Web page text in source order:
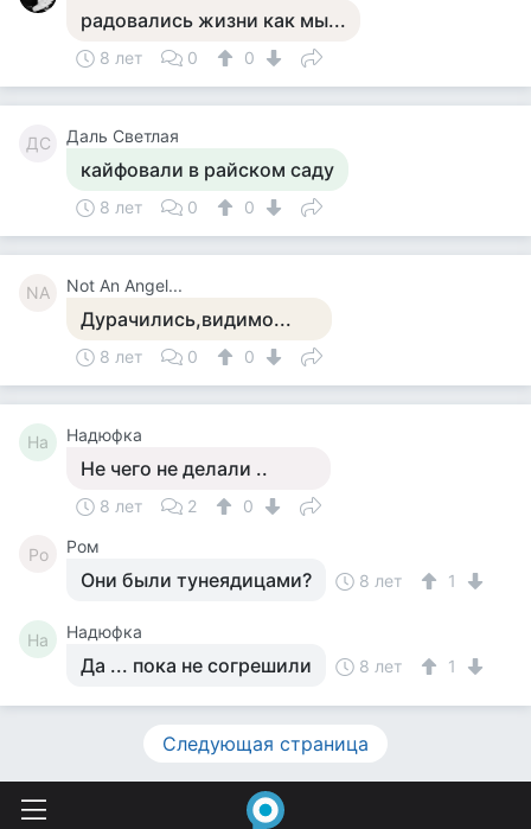
радовались жизни как мы...
8 лет 0 0
ДС Даль Светлая
кайфовали в райском саду
8 лет 0 0
NA Not An Angel...
Дурачились,видимо...
8 лет 0 0
На Надюфка
Не чего не делали ..
8 лет 2 0
Ро Ром
Они были тунеядицами? 8 лет 1
На Надюфка
Да ... пока не согрешили 8 лет 1
Следующая страница